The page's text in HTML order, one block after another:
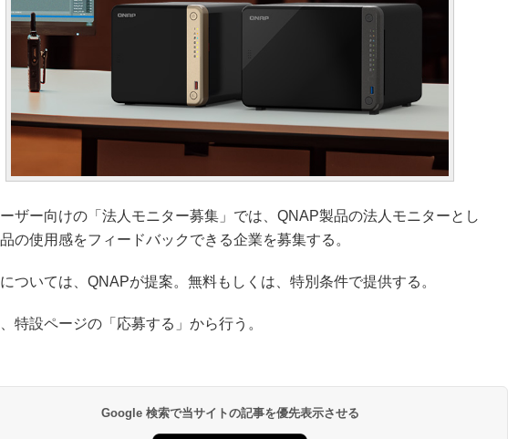
ザー向けの「法人モニター募集」では、QNAP製品の法人モニターとし
の使用感をフィードバックできる企業を募集する。
ついては、QNAPが提案。無料もしくは、特別条件で提供する。
特設ページの「応募する」から行う。
Google 検索で当サイトの記事を優先表示させる